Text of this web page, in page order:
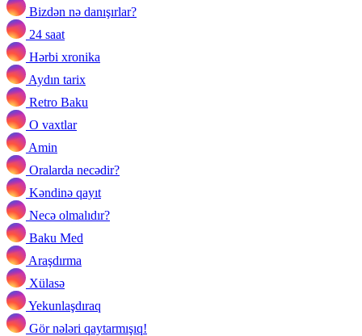
Bizdən nə danışırlar?
24 saat
Hərbi xronika
Aydın tarix
Retro Baku
O vaxtlar
Amin
Oralarda necədir?
Kəndinə qayıt
Necə olmalıdır?
Baku Med
Araşdırma
Xülasə
Yekunlaşdıraq
Gör nələri qaytarmışıq!